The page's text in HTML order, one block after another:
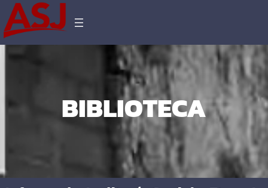
BIBLIOTECA